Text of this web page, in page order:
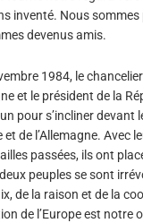
inventé. Nous
devenus amis.
1984, le
et le président de la
pour s’incliner devant
de l’Allemagne. Avec
passées, ils ont
peuples se sont
de la raison et de la
de l’Europe est notre